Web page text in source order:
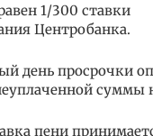
1/300 ставки
Центробанка.
день просрочки
суммы
пени